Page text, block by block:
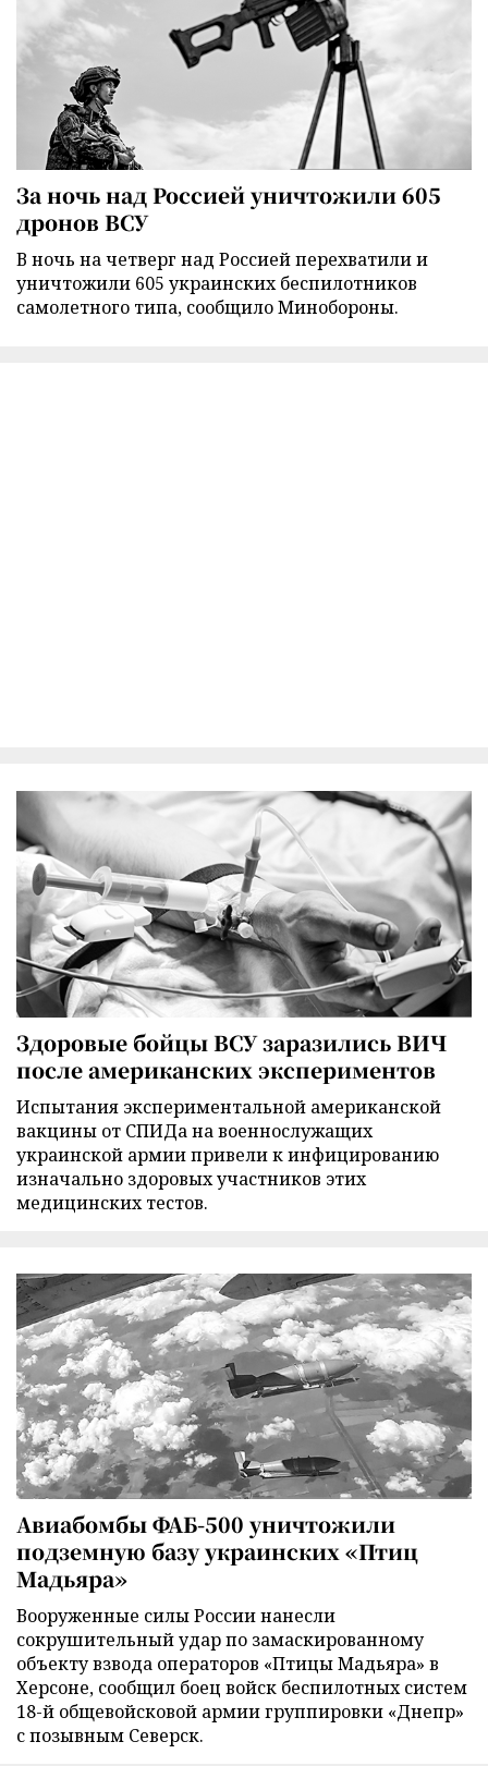
За ночь над Россией уничтожили 605
дронов ВСУ
В ночь на четверг над Россией перехватили и
уничтожили 605 украинских беспилотников
самолетного типа, сообщило Минобороны.
Здоровые бойцы ВСУ заразились ВИЧ
после американских экспериментов
Испытания экспериментальной американской
вакцины от СПИДа на военнослужащих
украинской армии привели к инфицированию
изначально здоровых участников этих
медицинских тестов.
Авиабомбы ФАБ-500 уничтожили
подземную базу украинских «Птиц
Мадьяра»
Вооруженные силы России нанесли
сокрушительный удар по замаскированному
объекту взвода операторов «Птицы Мадьяра» в
Херсоне, сообщил боец войск беспилотных систем
18-й общевойсковой армии группировки «Днепр»
с позывным Северск.